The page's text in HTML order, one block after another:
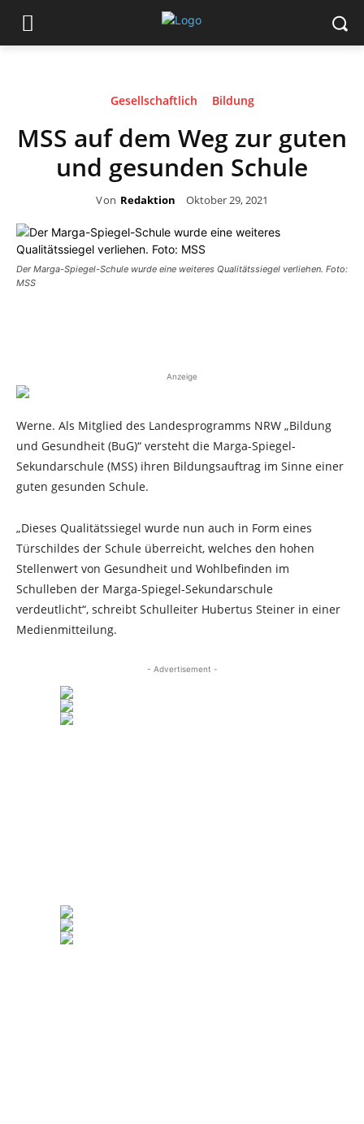
Gesellschaftlich Bildung
MSS auf dem Weg zur guten
und gesunden Schule
Von Redaktion Oktober 29, 2021
Der Marga-Spiegel-Schule wurde eine weiteres Qualitätssiegel verliehen. Foto:
MSS
Anzeige
Werne. Als Mitglied des Landesprogramms NRW „Bildung
und Gesundheit (BuG)“ versteht die Marga-Spiegel-
Sekundarschule (MSS) ihren Bildungsauftrag im Sinne einer
guten gesunden Schule.
„Dieses Qualitätssiegel wurde nun auch in Form eines
Türschildes der Schule überreicht, welches den hohen
Stellenwert von Gesundheit und Wohlbefinden im
Schulleben der Marga-Spiegel-Sekundarschule
verdeutlicht“, schreibt Schulleiter Hubertus Steiner in einer
Medienmitteilung.
- Advertisement -